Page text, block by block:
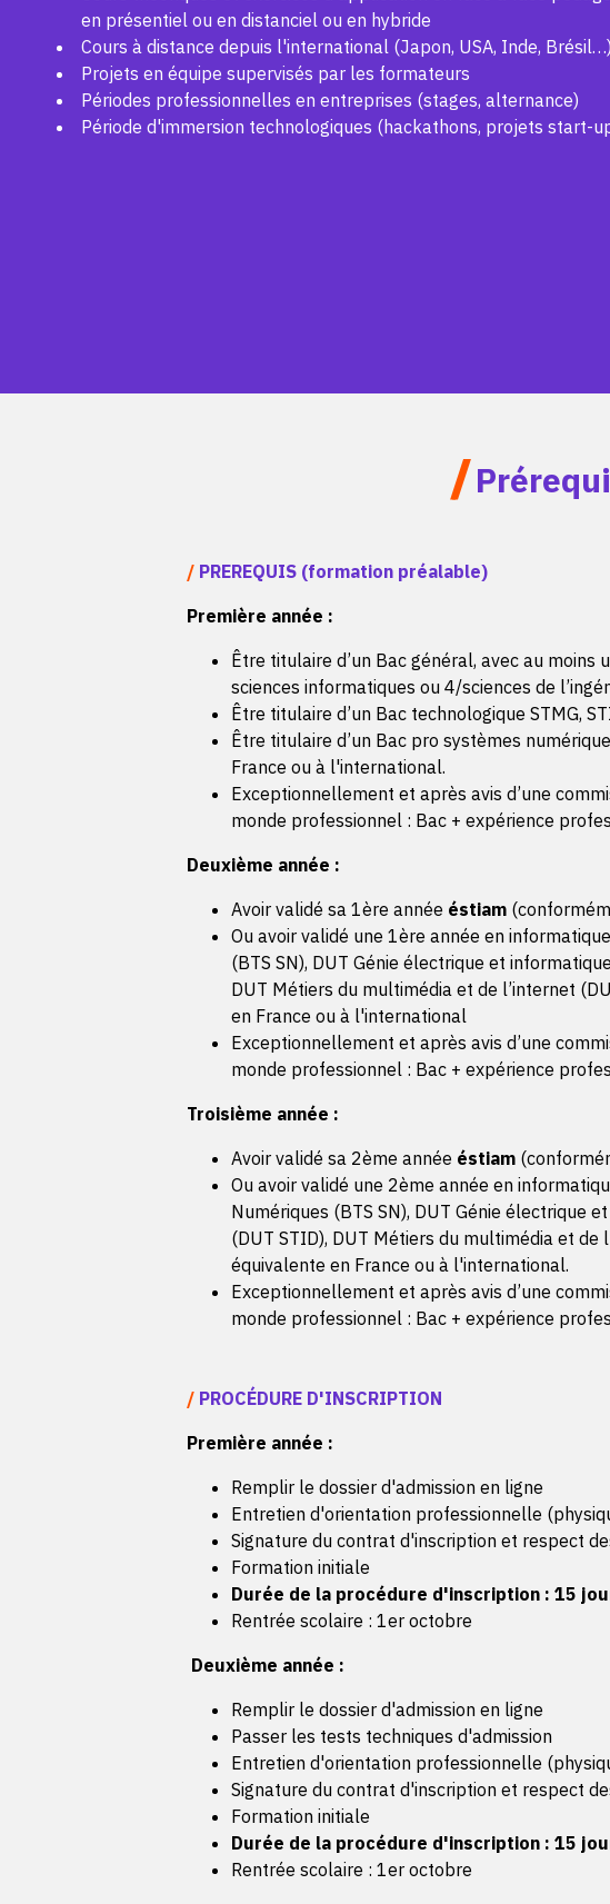
en présentiel ou en distanciel ou en hybride
Cours à distance depuis l'international (Japon, USA, Inde, Brésil…)
Projets en équipe supervisés par les formateurs
Périodes professionnelles en entreprises (stages, alternance)
Période d'immersion technologiques (hackathons, projets start-
/
/PREREQUIS (formation préalable)
Première année :
Être titulaire d’un Bac général, avec au
sciences informatiques ou 4/sciences de
Être titulaire d’un Bac technologique STMG,
Être titulaire d’un Bac pro systèmes
France ou à l'international.
Exceptionnellement et après avis d’une
monde professionnel : Bac + expérience
Deuxième année :
Avoir validé sa 1ère année éstiam
Ou avoir validé une 1ère année en
(BTS SN), DUT Génie électrique et
DUT Métiers du multimédia et de l’internet
en France ou à l'international
Exceptionnellement et après avis d’une
monde professionnel : Bac + expérience
Troisième année :
Avoir validé sa 2ème année éstiam
Ou avoir validé une 2ème année en
Numériques (BTS SN), DUT Génie électrique
(DUT STID), DUT Métiers du multimédia et
équivalente en France ou à l'international.
Exceptionnellement et après avis d’une
monde professionnel : Bac + expérience
/PROCÉDURE D'INSCRIPTION
Première année :
Remplir le dossier d'admission en ligne
Entretien d'orientation professionnelle
Signature du contrat d'inscription et respect
Formation initiale
Durée de la procédure d'inscription : 15
Rentrée scolaire : 1er octobre
Deuxième année :
Remplir le dossier d'admission en ligne
Passer les tests techniques d'admission
Entretien d'orientation professionnelle
Signature du contrat d'inscription et respect
Formation initiale
Durée de la procédure d'inscription : 15
Rentrée scolaire : 1er octobre